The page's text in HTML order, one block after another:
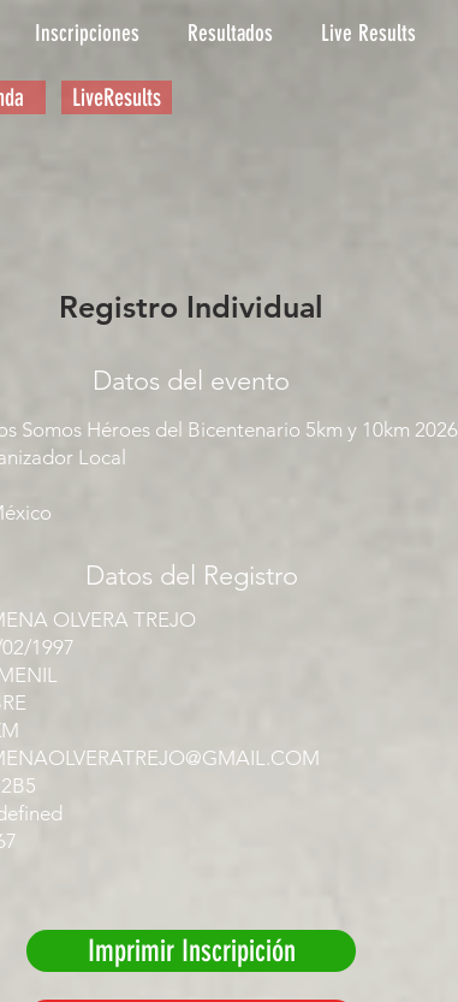
Inscripciones Resultados Live Results
LiveResults
Registro Individual
Datos del evento
Somos Héroes del Bicentenario 5km y 10km 2026
Local
Datos del Registro
OLVERA TREJO
1997
Imprimir Inscripición